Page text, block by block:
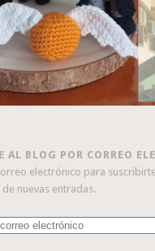
AL BLOG POR CORREO
electrónico para
nuevas entradas.